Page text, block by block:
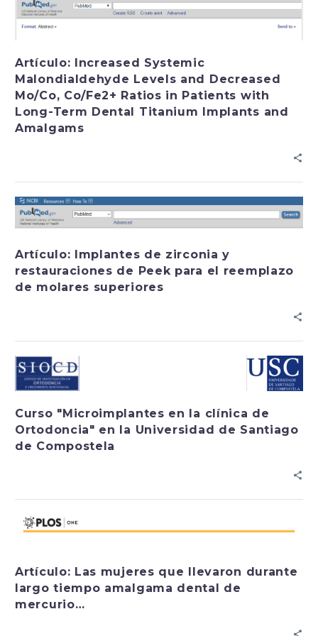
Artículo: Increased Systemic
Malondialdehyde Levels and Decreased
Mo/Co, Co/Fe2+ Ratios in Patients with
Long-Term Dental Titanium Implants and
Amalgams
Artículo: Implantes de zirconia y
restauraciones de Peek para el reemplazo
de molares superiores
Curso "Microimplantes en la clínica de
Ortodoncia" en la Universidad de Santiago
de Compostela
Artículo: Las mujeres que llevaron durante
largo tiempo amalgama dental de
mercurio…